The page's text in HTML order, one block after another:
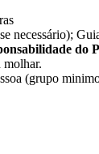
necessário);
do
molhar.
(grupo